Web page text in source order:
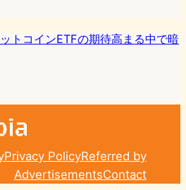
トコインETFの期待高まる中で暗
Privacy PolicyReferred by
AdvertisementsContact